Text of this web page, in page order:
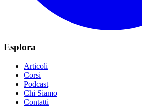
Esplora
Articoli
Corsi
Podcast
Chi Siamo
Contatti